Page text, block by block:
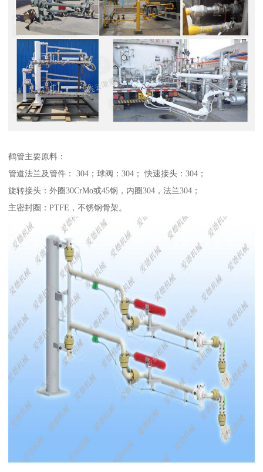
鹤管主要原料：
管道法兰及管件： 304；球阀：304； 快速接头：304；
旋转接头：外圈30CrMo或45钢，内圈304，法兰304；
主密封圈：PTFE，不锈钢骨架。